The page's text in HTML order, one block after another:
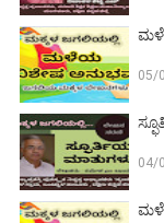
05/
04/